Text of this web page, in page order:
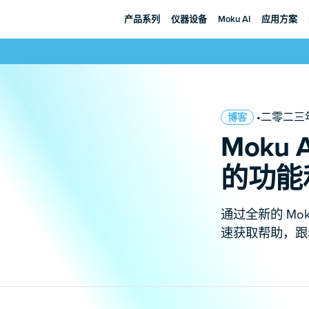
产品系列 仪器设备 Moku AI 应用方案
博客 •二零二
Moku
的功
通过全新的
速获取帮助，